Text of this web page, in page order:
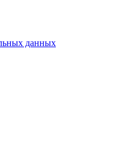
данных